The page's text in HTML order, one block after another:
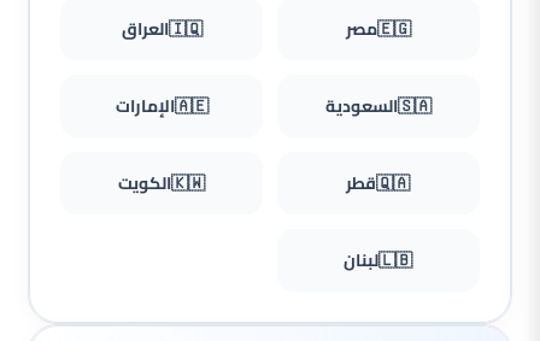
🇪🇬مصر 🇮🇶العراق
🇸🇦السعودية 🇦🇪الإمارات
🇶🇦قطر 🇰🇼الكويت
🇱🇧لبنان